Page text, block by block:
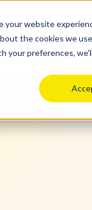
website
the cookies we
your preferences,
Resurse